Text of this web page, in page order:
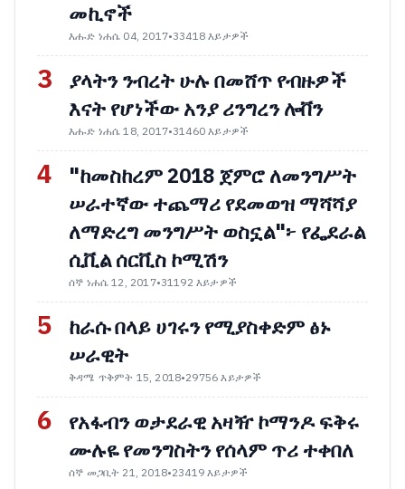
መኪኖች
እሑድ ነሐሴ 04, 2017•33418 እይታዎች
3
ያላትን ንብረት ሁሉ በመሸጥ የብዙዎች
እናት የሆነችው አንያ ሪንግረን ሎቨን
እሑድ ነሐሴ 18, 2017•31460 እይታዎች
4
"ከመስከረም 2018 ጀምሮ ለመንግሥት
ሠራተኛው ተጨማሪ የደመወዝ ማሻሻያ
ለማድረግ መንግሥት ወስኗል"፦ የፌደራል
ሲቪል ሰርቪስ ኮሚሽን
ሰኞ ነሐሴ 12, 2017•31192 እይታዎች
5
ከራሱ በላይ ሀገሩን የሚያስቀድም ፅኑ
ሠራዊት
ቅዳሜ ጥቅምት 15, 2018•29756 እይታዎች
6
የአፋብን ወታደራዊ አዛዥ ኮማንዶ ፍቅሩ
ሙሉዬ የመንግስትን የሰላም ጥሪ ተቀበለ
ሰኞ መጋቢት 21, 2018•23419 እይታዎች